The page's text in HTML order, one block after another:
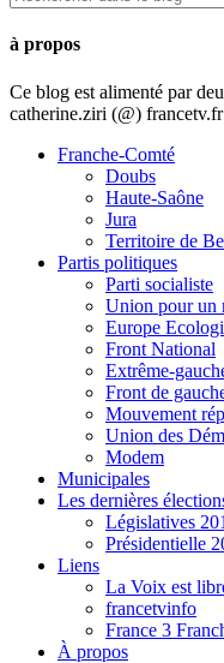
à propos
Ce blog est alimenté par
catherine.ziri (@)
Franche-Comté
Doubs
Haute-Saône
Jura
Territoire de
Partis politiques
Parti socialiste
Union pour un
Europe
Front National
Extrême-
Front de
Mouvement
Union des
Modem
Municipales
Les dernières
Législatives
Présidentielle
Liens
La Voix est
francetvinfo
France 3
À propos